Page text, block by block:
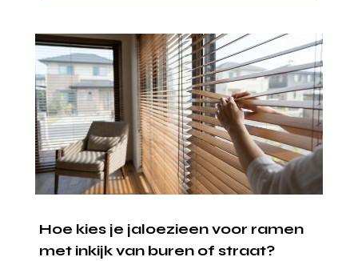
Hoe kies je jaloezieen voor ramen
met inkijk van buren of straat?